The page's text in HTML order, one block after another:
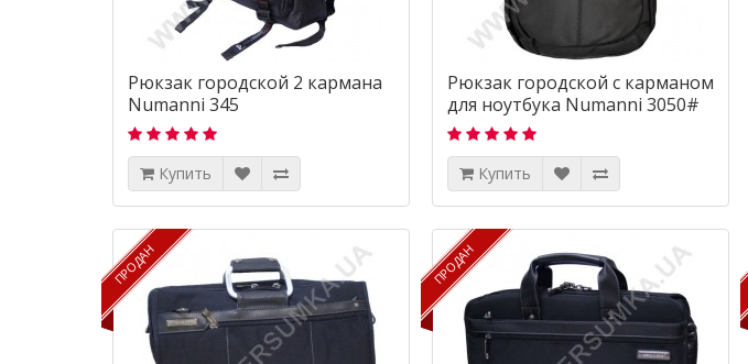
Рюкзак городской 2 кармана
Numanni 345
Купить
Рюкзак городской с карманом
для ноутбука Numanni 3050#
Купить
ПРОДАН
ПРОДАН ПРОДАН
ПРОДАН